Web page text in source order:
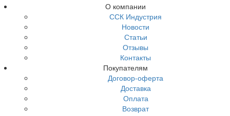
О компании
ССК Индустрия
Новости
Статьи
Отзывы
Контакты
Покупателям
Договор-оферта
Доставка
Оплата
Возврат